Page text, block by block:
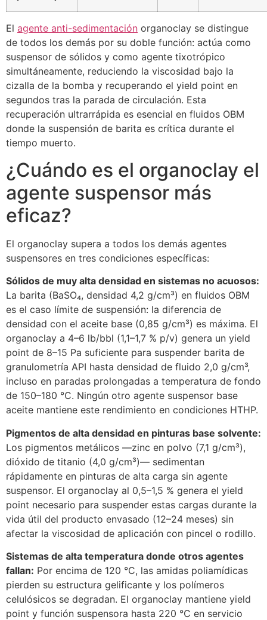
El agente anti-sedimentación organoclay se distingue
de todos los demás por su doble función: actúa como
suspensor de sólidos y como agente tixotrópico
simultáneamente, reduciendo la viscosidad bajo la
cizalla de la bomba y recuperando el yield point en
segundos tras la parada de circulación. Esta
recuperación ultrarrápida es esencial en fluidos OBM
donde la suspensión de barita es crítica durante el
tiempo muerto.
¿Cuándo es el organoclay el
agente suspensor más
eficaz?
El organoclay supera a todos los demás agentes
suspensores en tres condiciones específicas:
Sólidos de muy alta densidad en sistemas no acuosos:
La barita (BaSO₄, densidad 4,2 g/cm³) en fluidos OBM
es el caso límite de suspensión: la diferencia de
densidad con el aceite base (0,85 g/cm³) es máxima. El
organoclay a 4–6 lb/bbl (1,1–1,7 % p/v) genera un yield
point de 8–15 Pa suficiente para suspender barita de
granulometría API hasta densidad de fluido 2,0 g/cm³,
incluso en paradas prolongadas a temperatura de fondo
de 150–180 °C. Ningún otro agente suspensor base
aceite mantiene este rendimiento en condiciones HTHP.
Pigmentos de alta densidad en pinturas base solvente:
Los pigmentos metálicos —zinc en polvo (7,1 g/cm³),
dióxido de titanio (4,0 g/cm³)— sedimentan
rápidamente en pinturas de alta carga sin agente
suspensor. El organoclay al 0,5–1,5 % genera el yield
point necesario para suspender estas cargas durante la
vida útil del producto envasado (12–24 meses) sin
afectar la viscosidad de aplicación con pincel o rodillo.
Sistemas de alta temperatura donde otros agentes
fallan: Por encima de 120 °C, las amidas poliamídicas
pierden su estructura gelificante y los polímeros
celulósicos se degradan. El organoclay mantiene yield
point y función suspensora hasta 220 °C en servicio